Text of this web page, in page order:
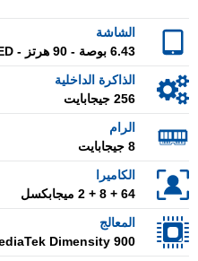
الشاشة
6.43 بوصة - 90 هرتز - AMOLED
الذاكرة الداخلية
256 جيجابايت
الرام
8 جيجابايت
الكاميرا
64 + 8 + 2 ميجابكسل
المعالج
Dimensity 900